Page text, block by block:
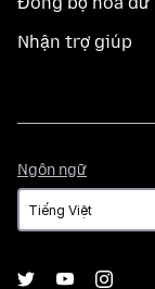
Nhận trợ giúp
Ngôn ngữ
ngữ